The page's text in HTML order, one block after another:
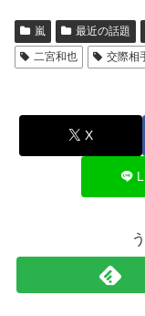
嵐 最近の話題
二宮和也
交際相
X